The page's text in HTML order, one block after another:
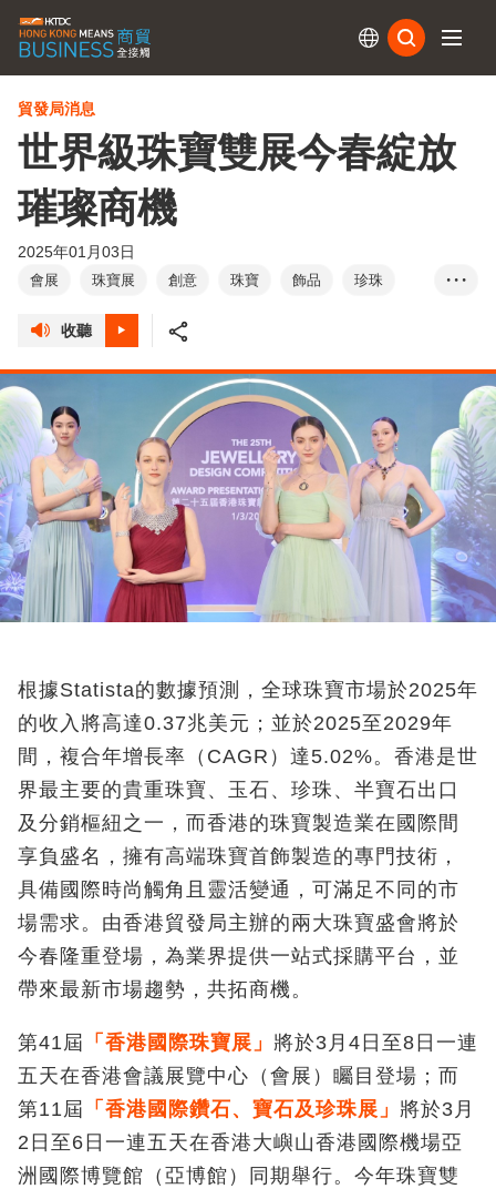
貿發局消息
世界級珠寶雙展今春綻放
璀璨商機
2025年01月03日
會展 珠寶展 創意 珠寶 飾品
珍珠
寶石
• • •
收聽
根據Statista的數據預測，全球珠寶市場於2025年
的收入將高達0.37兆美元；並於2025至2029年
間，複合年增長率（CAGR）達5.02%。香港是世
界最主要的貴重珠寶、玉石、珍珠、半寶石出口
及分銷樞紐之一，而香港的珠寶製造業在國際間
享負盛名，擁有高端珠寶首飾製造的專門技術，
具備國際時尚觸角且靈活變通，可滿足不同的市
場需求。由香港貿發局主辦的兩大珠寶盛會將於
今春隆重登場，為業界提供一站式採購平台，並
帶來最新市場趨勢，共拓商機。
第41屆 「香港國際珠寶展 」 將於3月4日至8日一連
五天在香港會議展覽中心（會展）矚目登場；而
第11屆 「香港國際鑽石、寶石及珍珠展 」 將於3月
2日至6日一連五天在香港大嶼山香港國際機場亞
洲國際博覽館（亞博館）同期舉行。今年珠寶雙